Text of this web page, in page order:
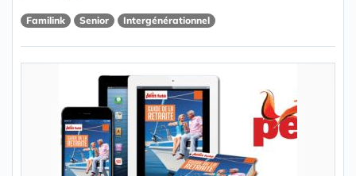
Familink Senior Intergénérationnel